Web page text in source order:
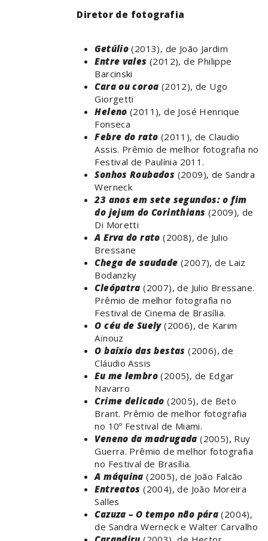
Diretor de fotografia
Getúlio (2013), de João Jardim
Entre vales (2012), de Philippe
Barcinski
Cara ou coroa (2012), de Ugo
Giorgetti
Heleno (2011), de José Henrique
Fonseca
Febre do rato (2011), de Claudio
Assis. Prêmio de melhor fotografia no
Festival de Paulínia 2011.
Sonhos Roubados (2009), de Sandra
Werneck
23 anos em sete segundos: o fim
do jejum do Corinthians (2009), de
Di Moretti
A Erva do rato (2008), de Julio
Bressane
Chega de saudade (2007), de Laiz
Bodanzky
Cleópatra (2007), de Julio Bressane.
Prêmio de melhor fotografia no
Festival de Cinema de Brasília.
O céu de Suely(2006), de Karim
Aïnouz
O baixio das bestas (2006), de
Cláudio Assis
Eu me lembro (2005), de Edgar
Navarro
Crime delicado (2005), de Beto
Brant. Prêmio de melhor fotografia
no 10º Festival de Miami.
Veneno da madrugada (2005), Ruy
Guerra. Prêmio de melhor fotografia
no Festival de Brasília.
A máquina (2005), de João Falcão
Entreatos (2004), de João Moreira
Salles
Cazuza – O tempo não pára (2004),
de Sandra Werneck e Walter Carvalho